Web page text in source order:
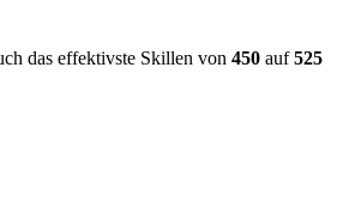
das effektivste Skillen von 450 auf525